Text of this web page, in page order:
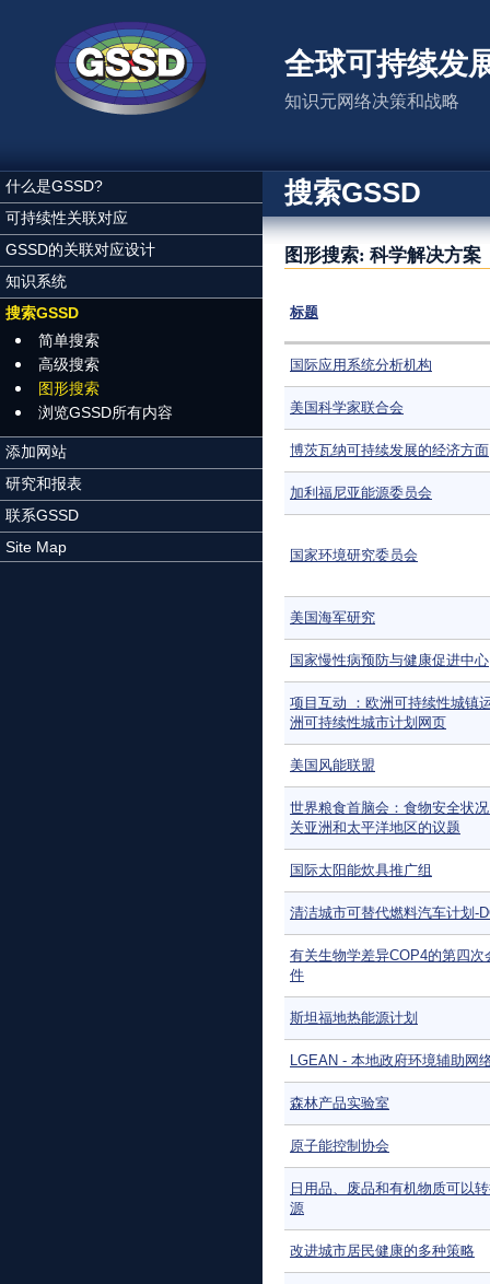
全球可持续发
知识元网络决策和战略
什么是GSSD?
可持续性关联对应
GSSD的关联对应设计
知识系统
搜索GSSD
简单搜索
高级搜索
图形搜索
浏览GSSD所有内容
添加网站
研究和报表
联系GSSD
Site Map
搜索GSSD
图形搜索: 科学解决方案
标题
国际应用系统分析机构
美国科学家联合会
博茨瓦纳可持续发展的经济方面
加利福尼亚能源委员会
国家环境研究委员会
美国海军研究
国家慢性病预防与健康促进中心
项目互动 ：欧洲可持续性城镇
洲可持续性城市计划网页
美国风能联盟
世界粮食首脑会：食物安全状
关亚洲和太平洋地区的议题
国际太阳能炊具推广组
清洁城市可替代燃料汽车计划-
有关生物学差异COP4的第四次
件
斯坦福地热能源计划
LGEAN - 本地政府环境辅助网
森林产品实验室
原子能控制协会
日用品、废品和有机物质可以
源
改进城市居民健康的多种策略